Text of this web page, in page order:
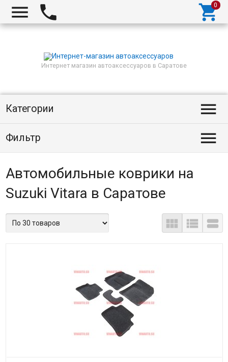
  
Интернет магазин автоаксессуаров в Саратове
Категории 
Фильтр 
Автомобильные коврики на
Suzuki Vitara в Саратове
  